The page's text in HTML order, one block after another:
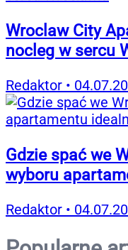
Wroclaw City
nocleg w sercu
Redaktor •
Gdzie spać we
wyboru
Redaktor •